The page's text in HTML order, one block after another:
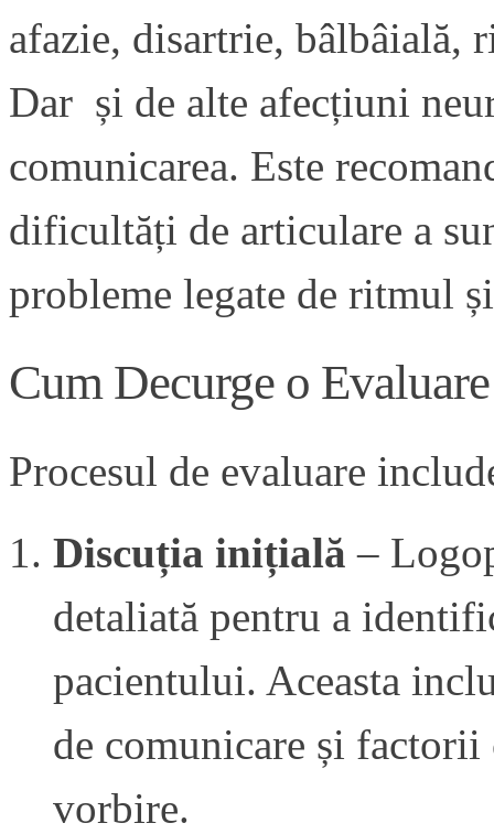
afazie, disartrie, bâlbâială,
Dar și de alte afecțiuni
comunicarea. Este
dificultăți de articulare a
probleme legate de ritmul
Cum Decurge o
Procesul de evaluare
Discuția inițială –
detaliată pentru a
pacientului. Aceasta
de comunicare și
vorbire.